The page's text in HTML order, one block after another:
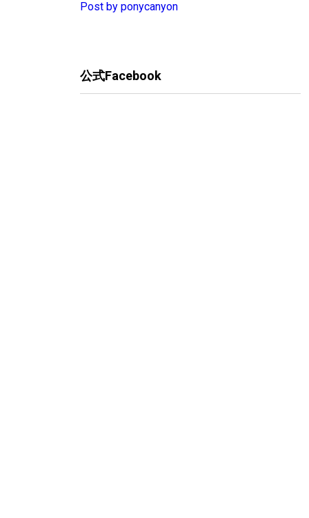
Post by ponycanyon
公式Facebook